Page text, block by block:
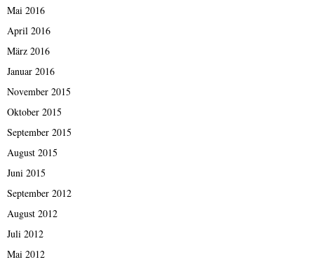
Mai 2016
April 2016
März 2016
Januar 2016
November 2015
Oktober 2015
September 2015
August 2015
Juni 2015
September 2012
August 2012
Juli 2012
Mai 2012